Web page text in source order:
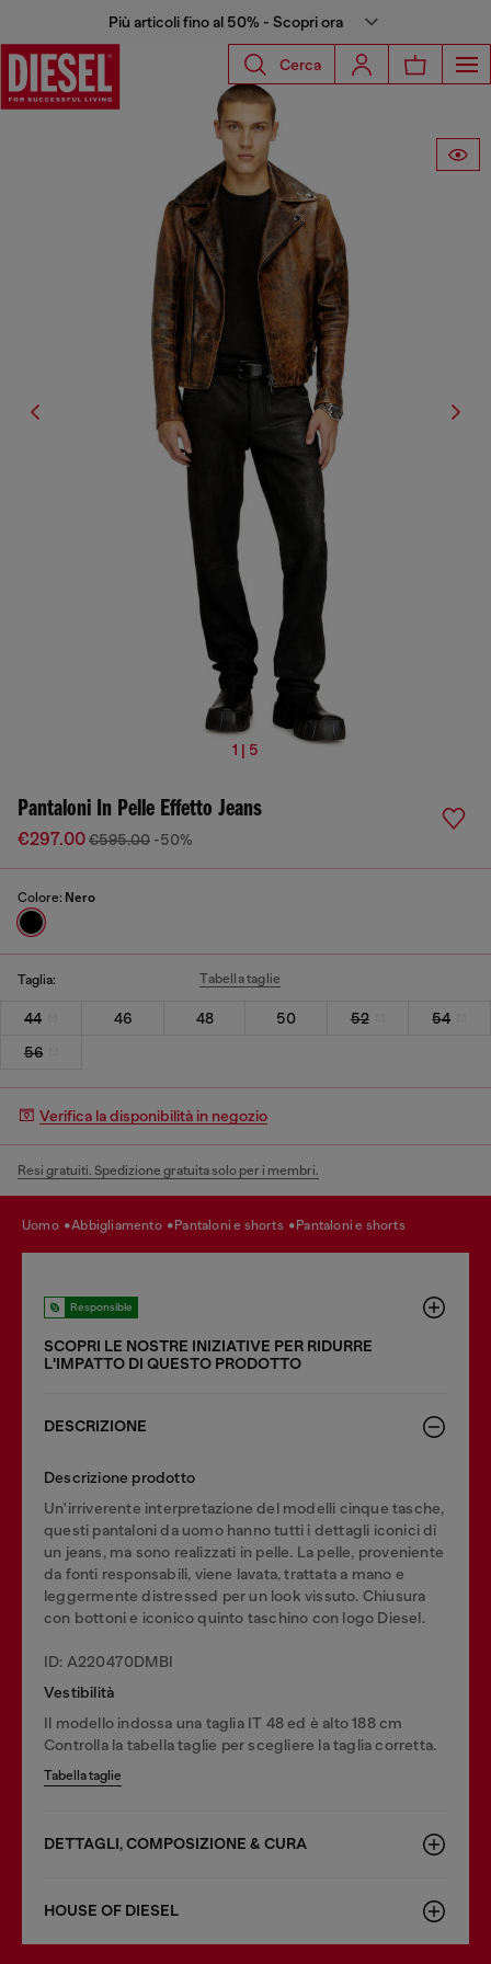
Più articoli fino al 50% - Scopri ora
Cerca
1 | 5
Pantaloni In Pelle Effetto Jeans
€297.00€595.00 -50%
Colore: Nero
Taglia: Tabella taglie
44 46 48 50 52
54
56
Verifica la disponibilità in negozio
Resi gratuiti. Spedizione gratuita solo per i membri.
uomo abbigliamento pantaloni e shorts pantaloni e shorts
Responsible
SCOPRI LE NOSTRE INIZIATIVE PER RIDURRE
LʹIMPATTO DI QUESTO PRODOTTO
DESCRIZIONE
Descrizione prodotto
Un'irriverente interpretazione del modelli cinque tasche,
questi pantaloni da uomo hanno tutti i dettagli iconici di
un jeans, ma sono realizzati in pelle. La pelle, proveniente
da fonti responsabili, viene lavata, trattata a mano e
leggermente distressed per un look vissuto. Chiusura
con bottoni e iconico quinto taschino con logo Diesel.
ID: A220470DMBI
Vestibilità
Il modello indossa una taglia IT 48 ed è alto 188 cm
Controlla la tabella taglie per scegliere la taglia corretta.
Tabella taglie
DETTAGLI, COMPOSIZIONE & CURA
HOUSE OF DIESEL